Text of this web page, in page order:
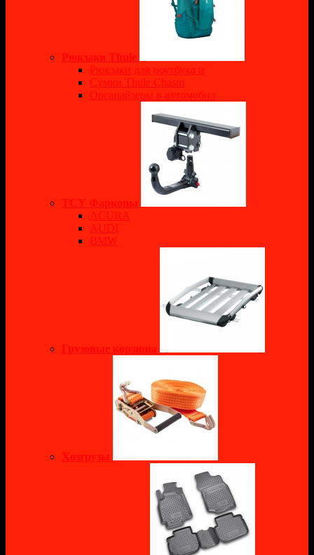
Рюкзаки Thule
Рюкзаки для ноутбука и
Сумки Thule Chasm
Органайзеры в автомобил
ТСУ Фаркопы
ACURA
AUDI
BMW
Грузовые корзины
Хозгрузы